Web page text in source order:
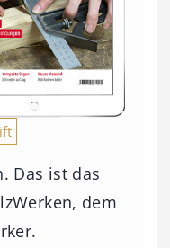
Das ist das
dem